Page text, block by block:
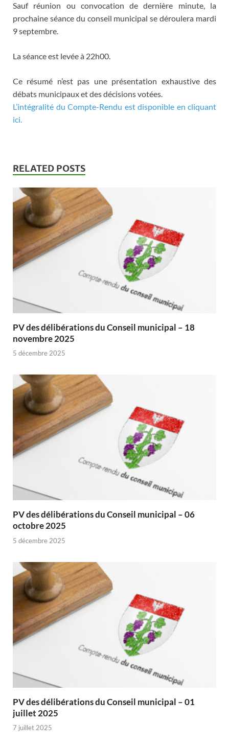
Sauf réunion ou convocation de dernière minute, la
prochaine séance du conseil municipal se déroulera mardi
9 septembre.
La séance est levée à 22h00.
Ce résumé n’est pas une présentation exhaustive des
débats municipaux et des décisions votées.
L’intégralité du Compte-Rendu est disponible en cliquant
ici.
RELATED POSTS
PV des délibérations du Conseil municipal – 18
novembre 2025
5 décembre 2025
PV des délibérations du Conseil municipal – 06
octobre 2025
5 décembre 2025
PV des délibérations du Conseil municipal – 01
juillet 2025
7 juillet 2025